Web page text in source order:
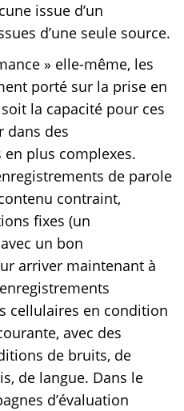
issue d’un
d’une seule source.
» elle-même, les
porté sur la prise en
la capacité pour ces
dans des
plus complexes.
de parole
contraint,
fixes (un
un bon
arriver maintenant à
cellulaires en condition
avec des
de bruits, de
de langue. Dans le
d’évaluation